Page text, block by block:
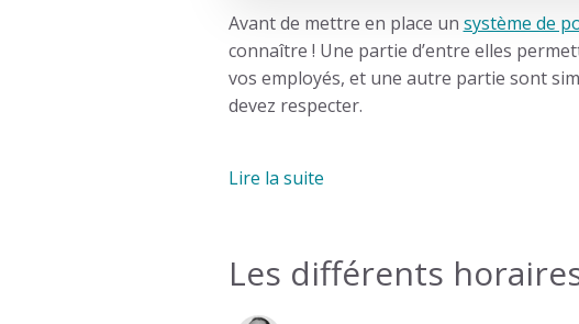
Avant de mettre en place un système de
connaître ! Une partie d’entre elles
vos employés, et une autre partie sont
devez respecter.
Lire la suite
Les différents